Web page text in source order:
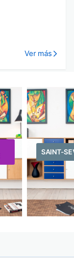
Ver más
SAINT-